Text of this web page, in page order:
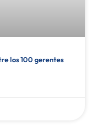
los 100 gerentes